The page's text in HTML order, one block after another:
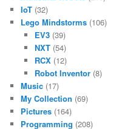
IoT (32)
Lego Mindstorms (106)
EV3(39)
NXT(54)
RCX(12)
Robot Inventor(8)
Music (17)
My Collection (69)
Pictures (164)
Programming (208)